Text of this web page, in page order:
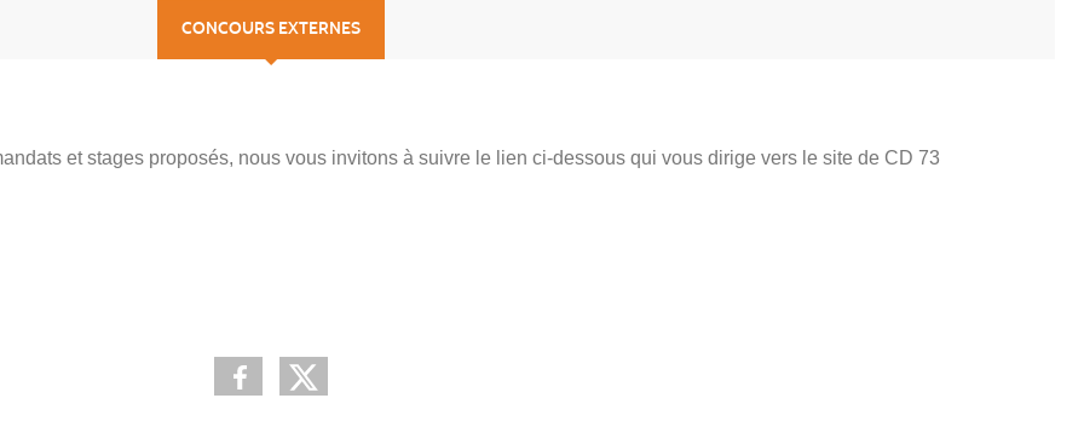
CONCOURS EXTERNES
et stages proposés, nous vous invitons à suivre le lien ci-dessous qui vous dirige vers le site de CD 73